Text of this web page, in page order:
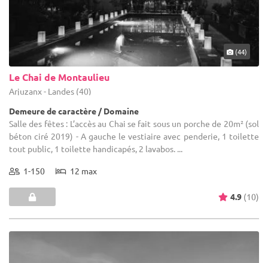
(44)
Le Chai de Montaulieu
Arjuzanx - Landes (40)
Demeure de caractère / Domaine
Salle des fêtes : L’accès au Chai se fait sous un porche de 20m² (sol
béton ciré 2019) - A gauche le vestiaire avec penderie, 1 toilette
tout public, 1 toilette handicapés, 2 lavabos. ...
1-150 12 max
4.9 (10)